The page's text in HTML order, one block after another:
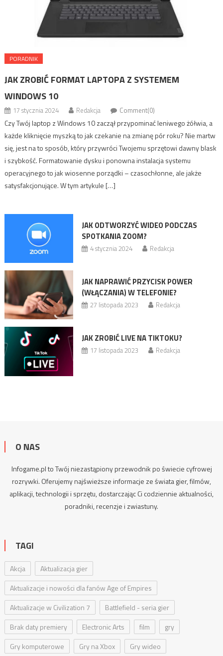
PORADNIK
JAK ZROBIĆ FORMAT LAPTOPA Z SYSTEMEM
WINDOWS 10
17 stycznia 2024 Redakcja Comment(0)
Czy Twój laptop z Windows 10 zaczął przypominać leniwego żółwia, a
każde kliknięcie myszką to jak czekanie na zmianę pór roku? Nie martw
się, jest na to sposób, który przywróci Twojemu sprzętowi dawny blask
i szybkość. Formatowanie dysku i ponowna instalacja systemu
operacyjnego to jak wiosenne porządki – czasochłonne, ale jakże
satysfakcjonujące. W tym artykule […]
JAK ODTWORZYĆ WIDEO PODCZAS
SPOTKANIA ZOOM?
4 stycznia 2024 Redakcja
JAK NAPRAWIĆ PRZYCISK POWER
(WŁĄCZANIA) W TELEFONIE?
27 listopada 2023 Redakcja
JAK ZROBIĆ LIVE NA TIKTOKU?
17 listopada 2023 Redakcja
O NAS
Infogame.pl to Twój niezastąpiony przewodnik po świecie cyfrowej
rozrywki. Oferujemy najświeższe informacje ze świata gier, filmów,
aplikacji, technologii i sprzętu, dostarczając Ci codziennie aktualności,
poradniki, recenzje i zwiastuny.
TAGI
Akcja
Aktualizacja gier
Aktualizacje i nowości dla fanów Age of Empires
Aktualizacje w Civilization 7
Battlefield - seria gier
Brak daty premiery
Electronic Arts film
gry
Gry komputerowe
Gry na Xbox
Gry wideo